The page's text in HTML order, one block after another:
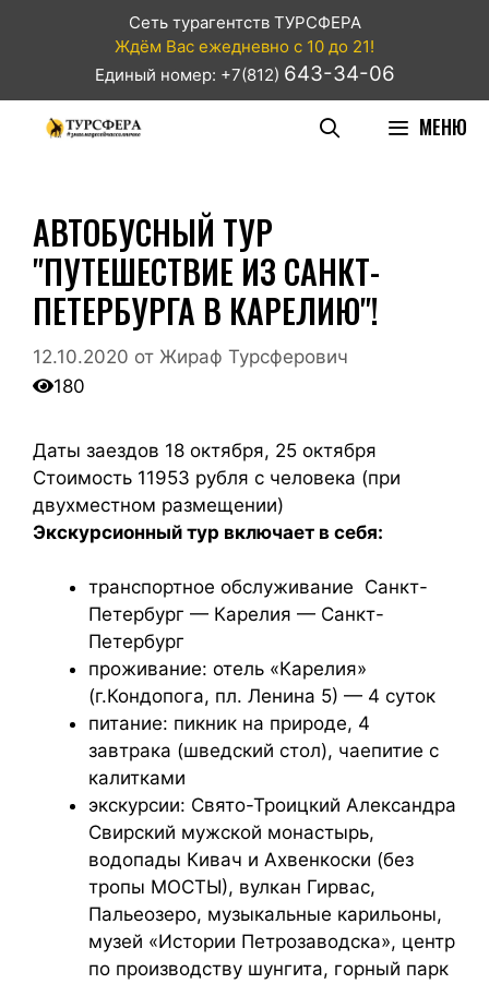
Сеть турагентств ТУРСФЕРА
Ждём Вас ежедневно с 10 до 21!
Единый номер: +7(812) 643-34-06
МЕНЮ
АВТОБУСНЫЙ ТУР
"ПУТЕШЕСТВИЕ ИЗ САНКТ-
ПЕТЕРБУРГА В КАРЕЛИЮ"!
12.10.2020 от Жираф Турсферович
180
Даты заездов 18 октября, 25 октября
Стоимость 11953 рубля с человека (при
двухместном размещении)
Экскурсионный тур включает в себя:
транспортное обслуживание Санкт-
Петербург — Карелия — Санкт-
Петербург
проживание: отель «Карелия»
(г.Кондопога, пл. Ленина 5) — 4 суток
питание: пикник на природе, 4
завтрака (шведский стол), чаепитие с
калитками
экскурсии: Свято-Троицкий Александра
Свирский мужской монастырь,
водопады Кивач и Ахвенкоски (без
тропы МОСТЫ), вулкан Гирвас,
Пальеозеро, музыкальные карильоны,
музей «Истории Петрозаводска», центр
по производству шунгита, горный парк